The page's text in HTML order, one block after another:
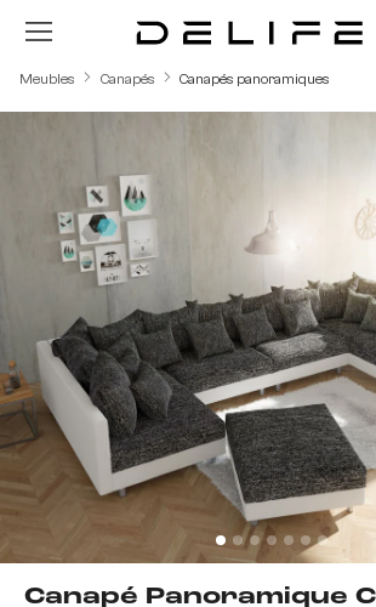
Passer au contenu principal
Meubles Canapés Canapés panoramiques
Canapé Panoramique